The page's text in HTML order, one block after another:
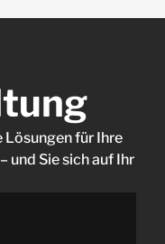
Lösungen für Ihre
und Sie sich auf Ihr